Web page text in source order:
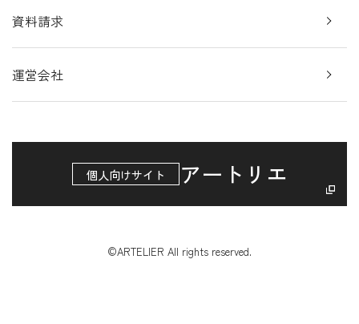
資料請求
運営会社
個人向けサイト アートリエ
©ARTELIER All rights reserved.